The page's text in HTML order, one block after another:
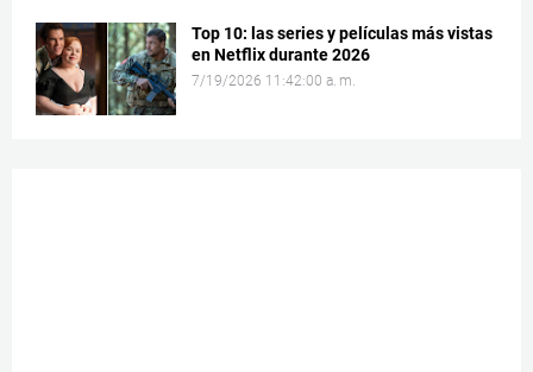
Top 10: las series y películas más vistas
en Netflix durante 2026
7/19/2026 11:42:00 a. m.